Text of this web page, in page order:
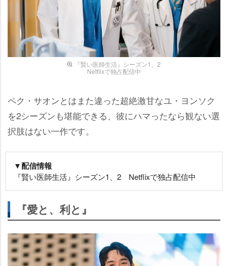
『賢い医師生活』シーズン1、2
Netflixで独占配信中
ペク・サオンとはまた違った超絶激甘なユ・ヨンソク
を2シーズンも堪能できる、彼にハマったなら観ない選
択肢はない一作です。
▼配信情報
『賢い医師生活』シーズン1、2 Netflixで独占配信中
『愛と、利と』